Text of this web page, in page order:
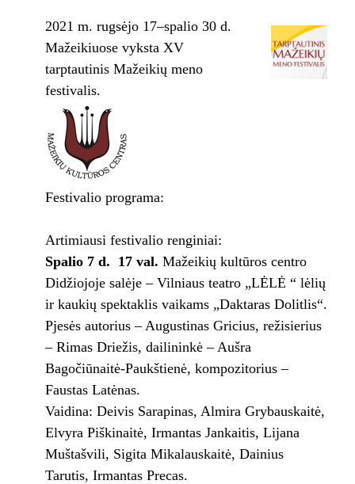
2021 m. rugsėjo 17–spalio 30 d.
Mažeikiuose vyksta XV
tarptautinis Mažeikių meno
festivalis.
Festivalio programa:
Artimiausi festivalio renginiai:
Spalio 7 d. 17 val. Mažeikių kultūros centro
Didžiojoje salėje – Vilniaus teatro „LĖLĖ “ lėlių
ir kaukių spektaklis vaikams „Daktaras Dolitlis“.
Pjesės autorius – Augustinas Gricius, režisierius
– Rimas Driežis, dailininkė – Aušra
Bagočiūnaitė-Paukštienė, kompozitorius –
Faustas Latėnas.
Vaidina: Deivis Sarapinas, Almira Grybauskaitė,
Elvyra Piškinaitė, Irmantas Jankaitis, Lijana
Muštašvili, Sigita Mikalauskaitė, Dainius
Tarutis, Irmantas Precas.